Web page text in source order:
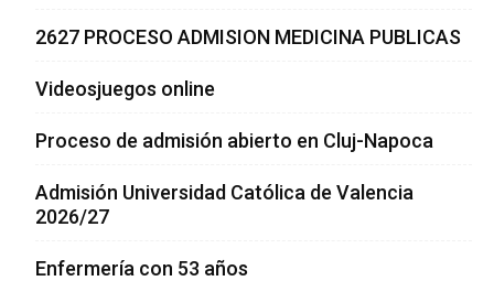
2627 PROCESO ADMISION MEDICINA PUBLICAS
Videosjuegos online
Proceso de admisión abierto en Cluj-Napoca
Admisión Universidad Católica de Valencia
2026/27
Enfermería con 53 años